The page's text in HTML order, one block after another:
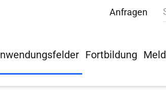
Anfragen
Fortbildung